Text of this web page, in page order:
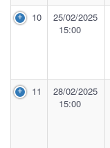
10
25/02/2025
15:00
11
28/02/2025
15:00